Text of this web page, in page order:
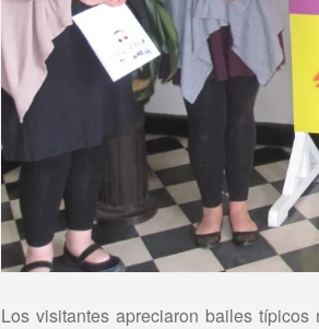
Los visitantes apreciaron bailes